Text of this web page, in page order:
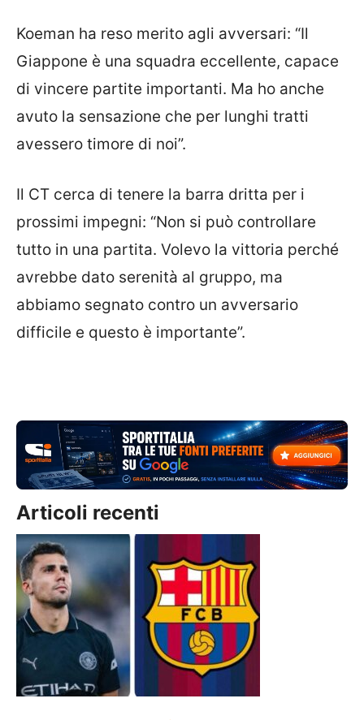
Koeman ha reso merito agli avversari: “Il
Giappone è una squadra eccellente, capace
di vincere partite importanti. Ma ho anche
avuto la sensazione che per lunghi tratti
avessero timore di noi”.
Il CT cerca di tenere la barra dritta per i
prossimi impegni: “Non si può controllare
tutto in una partita. Volevo la vittoria perché
avrebbe dato serenità al gruppo, ma
abbiamo segnato contro un avversario
difficile e questo è importante”.
Articoli recenti